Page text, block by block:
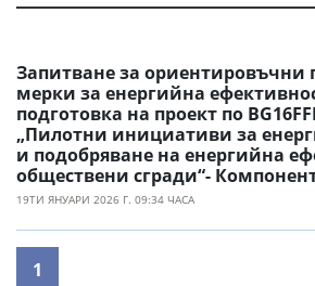
Запитване за ориентировъчни
мерки за енергийна
подготовка на проект по
„Пилотни инициативи за
и подобряване на енергийна
обществени сгради“-
19ТИ ЯНУАРИ 2026 Г. 09:34 ЧАСА
1